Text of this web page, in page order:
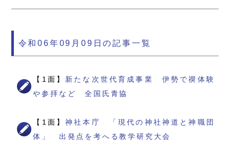
令和06年09月09日の記事一覧
【1面】 新たな次世代育成事業 伊勢で禊体験
や参拝など 全国氏青協
【1面】神社本庁 「現代の神社神道と神職団
体」 出発点を考へる教学研究大会